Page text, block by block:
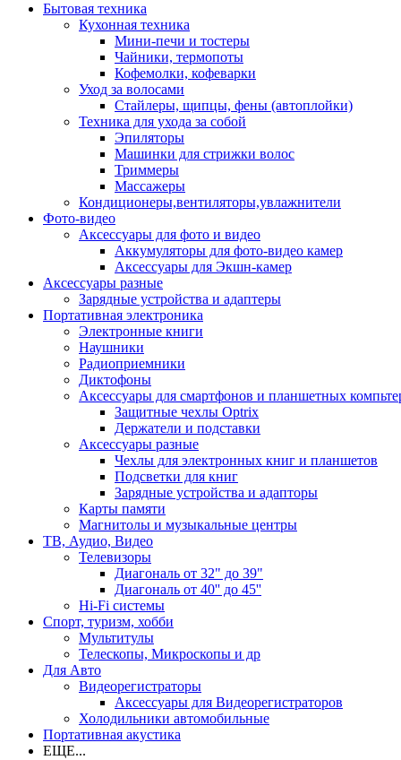
Бытовая техника
Кухонная техника
Мини-печи и тостеры
Чайники, термопоты
Кофемолки, кофеварки
Уход за волосами
Стайлеры, щипцы, фены (автоплойки)
Техника для ухода за собой
Эпиляторы
Машинки для стрижки волос
Триммеры
Массажеры
Кондиционеры,вентиляторы,увлажнители
Фото-видео
Аксессуары для фото и видео
Аккумуляторы для фото-видео камер
Аксессуары для Экшн-камер
Аксессуары разные
Зарядные устройства и адаптеры
Портативная электроника
Электронные книги
Наушники
Радиоприемники
Диктофоны
Аксессуары для смартфонов и планшетных
Защитные чехлы Optrix
Держатели и подставки
Аксессуары разные
Чехлы для электронных книг и планшетов
Подсветки для книг
Зарядные устройства и адапторы
Карты памяти
Магнитолы и музыкальные центры
ТВ, Аудио, Видео
Телевизоры
Диагональ от 32" до 39"
Диагональ от 40'' до 45''
Hi-Fi системы
Спорт, туризм, хобби
Мультитулы
Телескопы, Микроскопы и др
Для Авто
Видеорегистраторы
Аксессуары для Видеорегистраторов
Холодильники автомобильные
Портативная акустика
ЕЩЕ...